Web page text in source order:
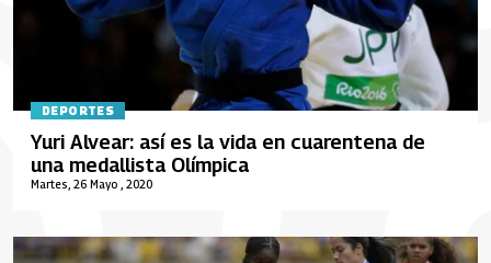
DEPORTES
Martes, 26 Mayo , 2020
Yuri Alvear: así es la vida en cuarentena de
una medallista Olímpica